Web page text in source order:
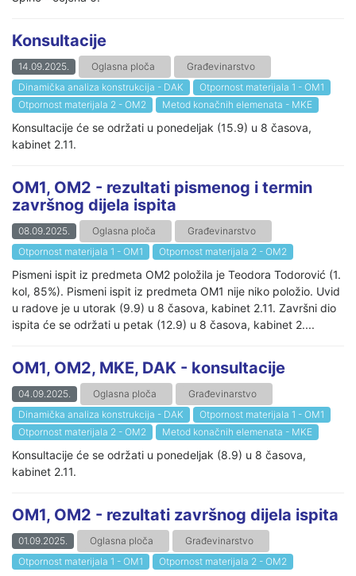
Konsultacije
14.09.2025. Oglasna ploča
Građevinarstvo
Dinamička analiza konstrukcija - DAK
Otpornost materijala 1 - OM1
Otpornost materijala 2 - OM2
Metod konačnih elemenata - MKE
Konsultacije će se održati u ponedeljak (15.9) u 8 časova,
kabinet 2.11.
OM1, OM2 - rezultati pismenog i termin
završnog dijela ispita
08.09.2025. Oglasna ploča
Građevinarstvo
Otpornost materijala 1 - OM1
Otpornost materijala 2 - OM2
Pismeni ispit iz predmeta OM2 položila je Teodora Todorović (1.
kol, 85%). Pismeni ispit iz predmeta OM1 nije niko položio. Uvid
u radove je u utorak (9.9) u 8 časova, kabinet 2.11. Završni dio
ispita će se održati u petak (12.9) u 8 časova, kabinet 2....
OM1, OM2, MKE, DAK - konsultacije
04.09.2025. Oglasna ploča
Građevinarstvo
Dinamička analiza konstrukcija - DAK
Otpornost materijala 1 - OM1
Otpornost materijala 2 - OM2
Metod konačnih elemenata - MKE
Konsultacije će se održati u ponedeljak (8.9) u 8 časova,
kabinet 2.11.
OM1, OM2 - rezultati završnog dijela ispita
01.09.2025. Oglasna ploča
Građevinarstvo
Otpornost materijala 1 - OM1
Otpornost materijala 2 - OM2